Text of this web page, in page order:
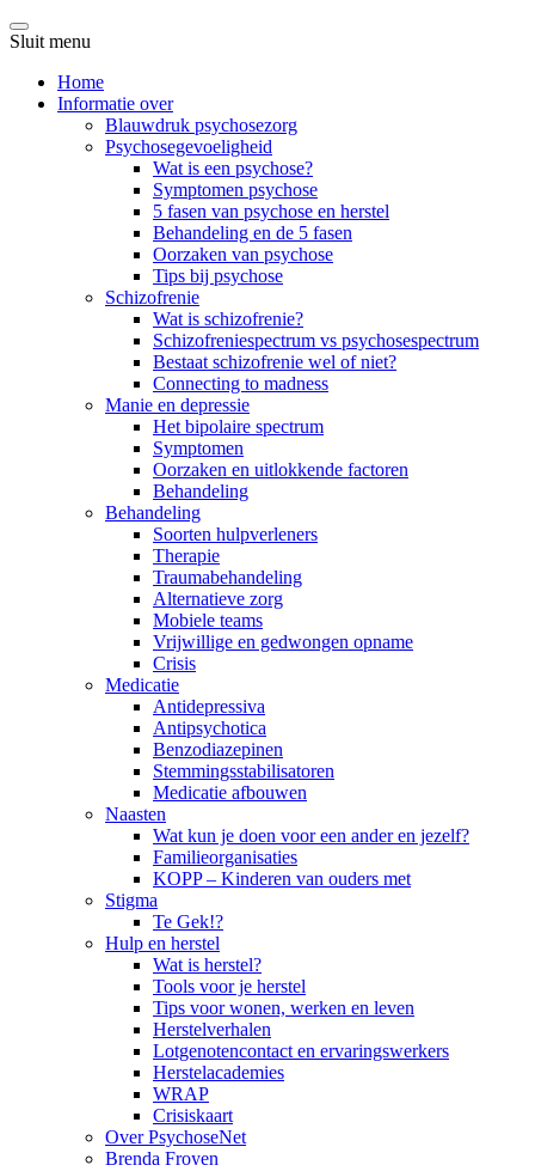
Sluit menu
Home
Informatie over
Blauwdruk psychosezorg
Psychosegevoeligheid
Wat is een psychose?
Symptomen psychose
5 fasen van psychose en herstel
Behandeling en de 5 fasen
Oorzaken van psychose
Tips bij psychose
Schizofrenie
Wat is schizofrenie?
Schizofreniespectrum vs psychosespectrum
Bestaat schizofrenie wel of niet?
Connecting to madness
Manie en depressie
Het bipolaire spectrum
Symptomen
Oorzaken en uitlokkende factoren
Behandeling
Behandeling
Soorten hulpverleners
Therapie
Traumabehandeling
Alternatieve zorg
Mobiele teams
Vrijwillige en gedwongen opname
Crisis
Medicatie
Antidepressiva
Antipsychotica
Benzodiazepinen
Stemmingsstabilisatoren
Medicatie afbouwen
Naasten
Wat kun je doen voor een ander en jezelf?
Familieorganisaties
KOPP – Kinderen van ouders met
Stigma
Te Gek!?
Hulp en herstel
Wat is herstel?
Tools voor je herstel
Tips voor wonen, werken en leven
Herstelverhalen
Lotgenotencontact en ervaringswerkers
Herstelacademies
WRAP
Crisiskaart
Over PsychoseNet
Brenda Froyen